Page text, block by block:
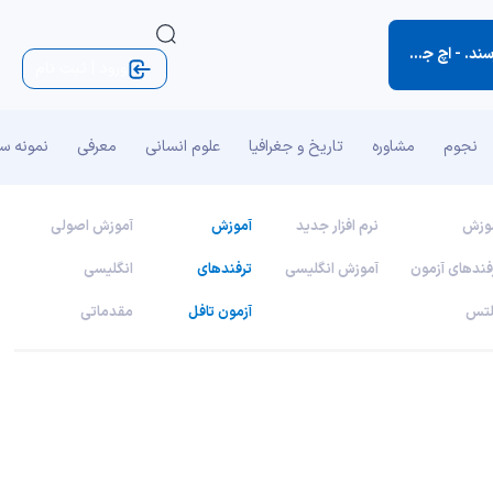
-اچ جکسون براون (کتاب نکته‌های کوچک زندگی)
نجوم مشاوره تاریخ و جغرافیا علوم انسانی معرفی نمونه
آزمون
نرم افزار جدید
آموزش انگلیسی
آموزش
ترفندهای
آزمون تافل
آموزش اصولی
انگلیسی
مقدماتی